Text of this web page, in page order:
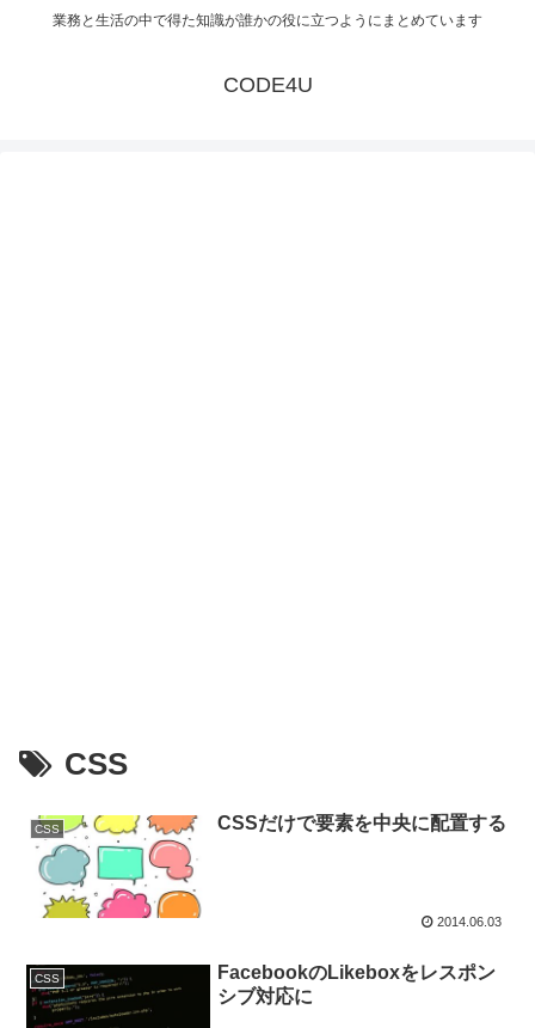
業務と生活の中で得た知識が誰かの役に立つようにまとめています
CODE4U
CSS
CSS CSSだけで要素を中央に配置する
2014.06.03
CSS
FacebookのLikeboxをレスポン
シブ対応に